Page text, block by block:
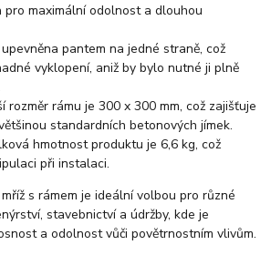
pro maximální odolnost a dlouhou
pantem na jedné straně, což
vyklopení, aniž by bylo nutné ji plně
rozměr rámu je 300 x 300 mm, což zajišťuje
standardních betonových jímek.
hmotnost produktu je 6,6 kg, což
při instalaci.
s rámem je ideální volbou pro různé
stavebnictví a údržby, kde je
a odolnost vůči povětrnostním vlivům.